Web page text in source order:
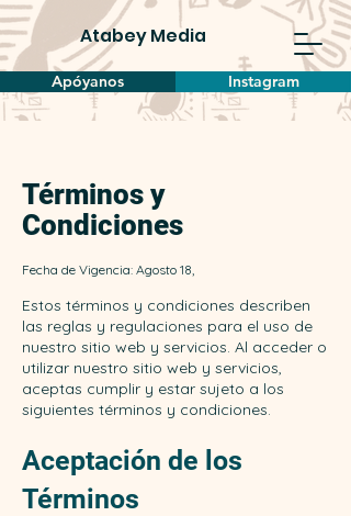
Atabey Media
Apóyanos Instagram
Términos y
Condiciones
Fecha de Vigencia: Agosto 18,
Estos términos y condiciones describen
las reglas y regulaciones para el uso de
nuestro sitio web y servicios. Al acceder o
utilizar nuestro sitio web y servicios,
aceptas cumplir y estar sujeto a los
siguientes términos y condiciones.
Aceptación de los
Términos